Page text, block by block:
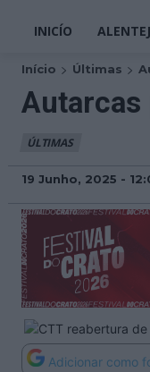
INICÍO
Início Últimas
Autarcas
ÚLTIMAS
19 Junho, 2025 -
Adicionar como